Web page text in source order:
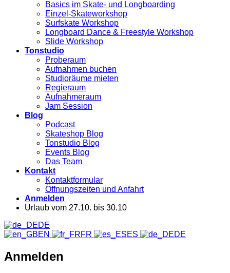
Basics im Skate- und Longboarding
Einzel-Skateworkshop
Surfskate Workshop
Longboard Dance & Freestyle Workshop
Slide Workshop
Tonstudio
Proberaum
Aufnahmen buchen
Studioräume mieten
Regieraum
Aufnahmeraum
Jam Session
Blog
Podcast
Skateshop Blog
Tonstudio Blog
Events Blog
Das Team
Kontakt
Kontaktformular
Öffnungszeiten und Anfahrt
Anmelden
Urlaub vom 27.10. bis 30.10
DE
EN
FR ES DE
Anmelden